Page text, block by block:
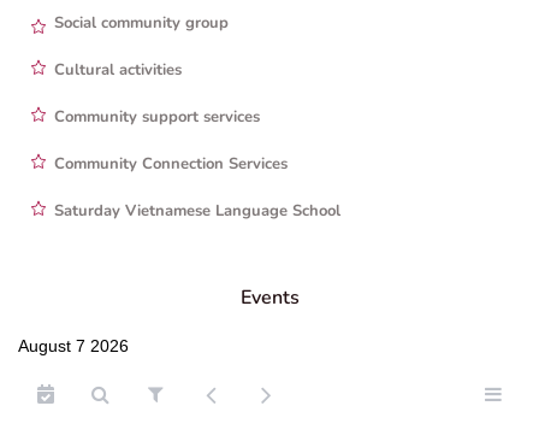
Social community group
Cultural activities
Community support services
Community Connection Services
Saturday Vietnamese Language School
Events
August 7 2026